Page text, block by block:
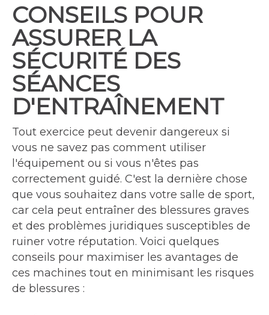
CONSEILS POUR
ASSURER LA
SÉCURITÉ DES
SÉANCES
D'ENTRAÎNEMENT
Tout exercice peut devenir dangereux si
vous ne savez pas comment utiliser
l'équipement ou si vous n'êtes pas
correctement guidé. C'est la dernière chose
que vous souhaitez dans votre salle de sport,
car cela peut entraîner des blessures graves
et des problèmes juridiques susceptibles de
ruiner votre réputation. Voici quelques
conseils pour maximiser les avantages de
ces machines tout en minimisant les risques
de blessures :